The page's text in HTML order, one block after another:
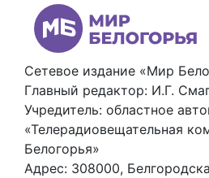
Сетевое издание «Мир
Главный редактор: И.Г.
Учредитель: областное
«Телерадиовещательная
Белогорья»
Адрес: 308000,